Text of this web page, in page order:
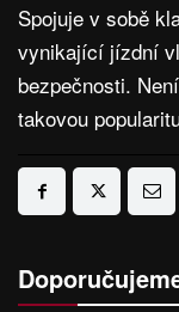
Spojuje v sobě
vynikající jízdní
bezpečnosti.
takovou